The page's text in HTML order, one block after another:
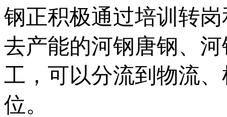
钢正积极通过培训转
去产能的河钢唐钢、
工，可以分流到物流
位。